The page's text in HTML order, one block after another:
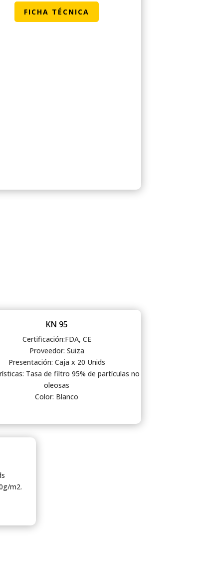
FICHA TÉCNICA
KN 95
Certificación:FDA, CE
Proveedor: Suiza
Presentación: Caja x 20 Unids
Tasa de filtro 95% de partículas no
oleosas
Color: Blanco
m2.